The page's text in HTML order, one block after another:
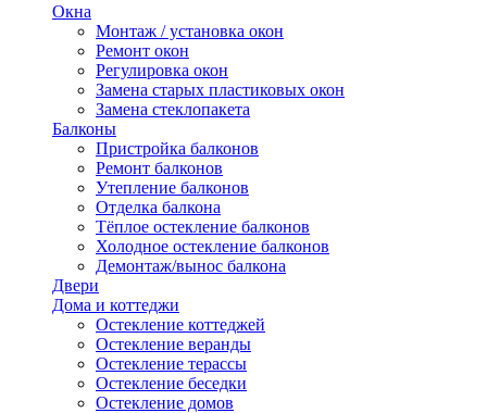
Окна
Монтаж / установка окон
Ремонт окон
Регулировка окон
Замена старых пластиковых окон
Замена стеклопакета
Балконы
Пристройка балконов
Ремонт балконов
Утепление балконов
Отделка балкона
Тёплое остекление балконов
Холодное остекление балконов
Демонтаж/вынос балкона
Двери
Дома и коттеджи
Остекление коттеджей
Остекление веранды
Остекление терассы
Остекление беседки
Остекление домов